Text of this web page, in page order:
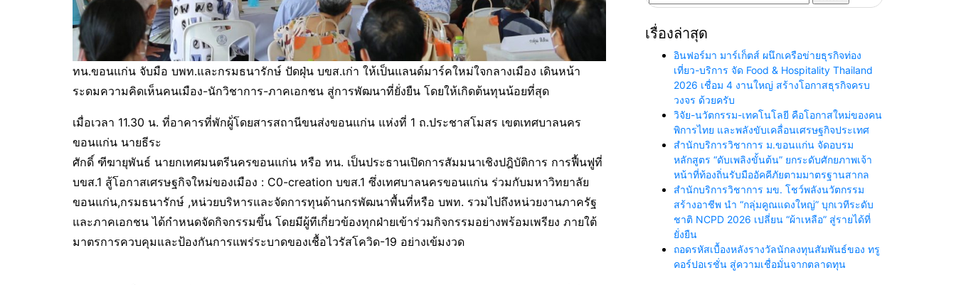
ทน.ขอนแก่น จับมือ บพท.และกรมธนารักษ์ ปัดฝุ่น บขส.เก่า ให้เป็นแลนด์มาร์คใหม่ใจกลางเมือง เดินหน้า
ระดมความคิดเห็นคนเมือง-นักวิชาการ-ภาคเอกชน สู่การพัฒนาที่ยั่งยืน โดยให้เกิดต้นทุนน้อยที่สุด
เมื่อเวลา 11.30 น. ที่อาคารที่พักผู้่โดยสารสถานีขนส่งขอนแก่น แห่งที่ 1 ถ.ประชาสโมสร เขตเทศบาลนคร
ขอนแก่น นายธีระ
ศักดิ์ ฑีฆายุพันธ์ นายกเทศมนตรีนครขอนแก่น หรือ ทน. เป็นประธานเปิดการสัมมนาเชิงปฎิบัติการ การฟื้นฟูที่
บขส.1 สู้โอกาสเศรษฐกิจใหม่ของเมือง : C0-creation บขส.1 ซึ่งเทศบาลนครขอนแก่น ร่วมกับมหาวิทยาลัย
ขอนแก่น,กรมธนารักษ์ ,หน่วยบริหารและจัดการทุนด้านกรพัฒนาพื้นที่หรือ บพท. รวมไปถึงหน่วยงานภาครัฐ
และภาคเอกชน ได้กำหนดจัดกิจกรรมขึ้น โดยมีผู้ทีเกี่ยวข้องทุกฝ่ายเข้าร่วมกิจกรรมอย่างพร้อมเพรียง ภายใต้
มาตรการควบคุมและป้องกันการแพร่ระบาดของเชื้อไวรัสโควิด-19 อย่างเข้มงวด
สำหรับ:
เรื่องล่าสุด
อินฟอร์มา มาร์เก็ตส์ ผนึกเครือข่ายธุรกิจท่อง
เที่ยว-บริการ จัด Food & Hospitality Thailand
2026 เชื่อม 4 งานใหญ่ สร้างโอกาสธุรกิจครบ
วงจร ด้วยครับ
วิจัย-นวัตกรรม-เทคโนโลยี คือโอกาสใหม่ของคน
พิการไทย และพลังขับเคลื่อนเศรษฐกิจประเทศ
สำนักบริการวิชาการ ม.ขอนแก่น จัดอบรม
หลักสูตร “ดับเพลิงขั้นต้น” ยกระดับศักยภาพเจ้า
หน้าที่ท้องถิ่นรับมืออัคคีภัยตามมาตรฐานสากล
สำนักบริการวิชาการ มข. โชว์พลังนวัตกรรม
สร้างอาชีพ นำ “กลุ่มคูณแดงใหญ่” บุกเวทีระดับ
ชาติ NCPD 2026 เปลี่ยน “ผ้าเหลือ” สู่รายได้ที่
ยั่งยืน
ถอดรหัสเบื้องหลังรางวัลนักลงทุนสัมพันธ์ของ ทรู
คอร์ปอเรชั่น สู่ความเชื่อมั่นจากตลาดทุน